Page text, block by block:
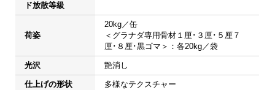
ド放散等級
荷姿
20kg／缶
＜グラナダ専用骨材１厘･３厘･５厘７
厘･８厘･黒ゴマ＞：各20kg／袋
光沢 艶消し
仕上げの形状 多様なテクスチャー